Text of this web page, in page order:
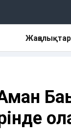
Жаңалықтар